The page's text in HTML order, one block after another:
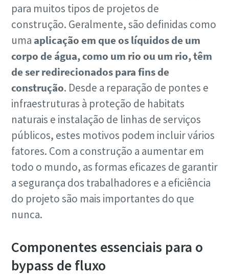
para muitos tipos de projetos de
construção. Geralmente, são definidas como
uma aplicação em que os líquidos de um
corpo de água, como um rio ou um rio, têm
de ser redirecionados para fins de
construção. Desde a reparação de pontes e
infraestruturas à proteção de habitats
naturais e instalação de linhas de serviços
públicos, estes motivos podem incluir vários
fatores. Com a construção a aumentar em
todo o mundo, as formas eficazes de garantir
a segurança dos trabalhadores e a eficiência
do projeto são mais importantes do que
nunca.
Componentes essenciais para o
bypass de fluxo